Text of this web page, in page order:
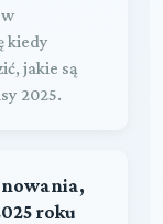
kiedy
jakie są
2025.
roku